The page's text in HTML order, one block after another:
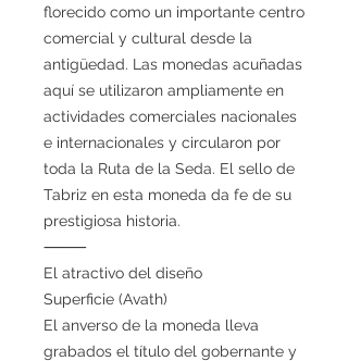
florecido como un importante centro
comercial y cultural desde la
antigüedad. Las monedas acuñadas
aquí se utilizaron ampliamente en
actividades comerciales nacionales
e internacionales y circularon por
toda la Ruta de la Seda. El sello de
Tabriz en esta moneda da fe de su
prestigiosa historia.
⸻
El atractivo del diseño
Superficie (Avath)
El anverso de la moneda lleva
grabados el título del gobernante y